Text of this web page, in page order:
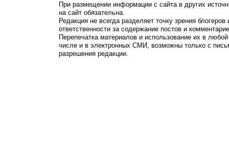
При размещении информации с сайта в других
на сайт обязательна.
Редакция не всегда разделяет точку зрения блогеров
ответственности за содержание постов и
Перепечатка материалов и использование их в
числе и в электронных СМИ, возможны только с
разрешения редакции.